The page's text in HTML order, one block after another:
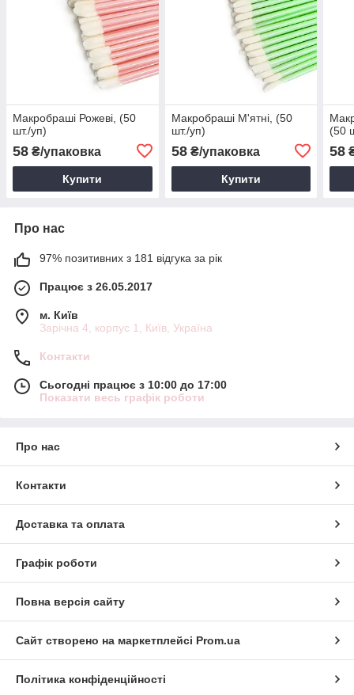
Макробраші Рожеві, (50
шт./уп)
58 ₴/упаковка
Купити
Макробраші М'ятні, (50
шт./уп)
58₴/упаковка
Купити
(50
58
Про нас
97% позитивних з 181 відгука за рік
Працює з 26.05.2017
м. Київ
Зарічна 4, корпус 1, Київ, Україна
Контакти
Сьогодні працює з 10:00 до 17:00
Показати весь графік роботи
Про нас
Контакти
Доставка та оплата
Графік роботи
Повна версія сайту
Сайт створено на маркетплейсі Prom.ua
Політика конфіденційності